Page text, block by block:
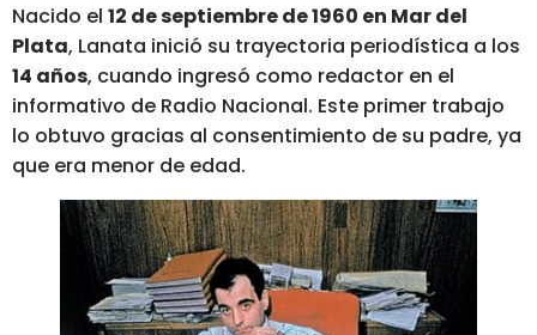
Nacido el 12 de septiembre de 1960 en Mar del
Plata, Lanata inició su trayectoria periodística a los
14 años, cuando ingresó como redactor en el
informativo de Radio Nacional. Este primer trabajo
lo obtuvo gracias al consentimiento de su padre, ya
que era menor de edad.